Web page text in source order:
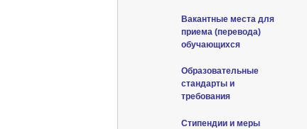
Вакантные места для
приема (перевода)
обучающихся
Образовательные
стандарты и
требования
Стипендии и меры